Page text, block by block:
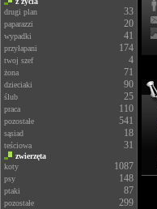
drugi plan
33
paparazzi 20
wypadki 41
przyłapani 174
twoj szef 4
żona 71
dzieciaki 90
ślub 25
praca 110
pozostałe 541
sąsiad 18
teściowa 31
zwierzęta
koty
1087
psy 148
ptaki 87
pozostałe 299